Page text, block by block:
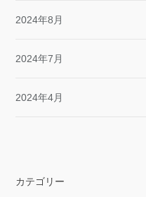
2024年8月
2024年7月
2024年4月
カテゴリー